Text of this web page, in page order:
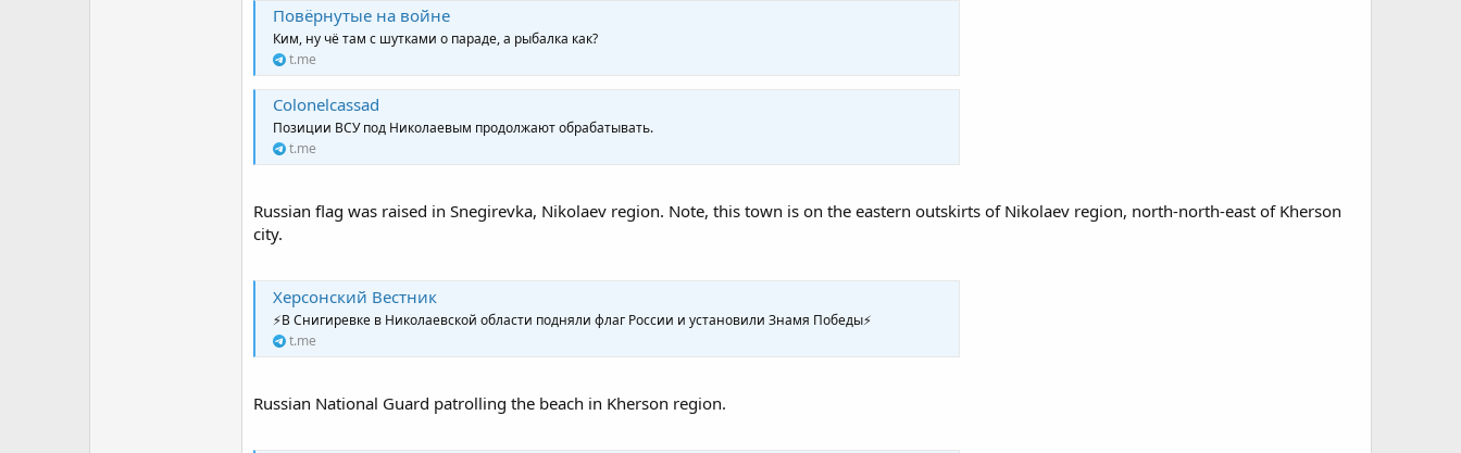
Повёрнутые на войне
Ким, ну чё там с шутками о параде, а рыбалка как?
t.me
Colonelcassad
Позиции ВСУ под Николаевым продолжают обрабатывать.
t.me
Russian flag was raised in Snegirevka, Nikolaev region. Note, this town is on the eastern outskirts of Nikolaev region, north-north-east of Kherson
city.
Херсонский Вестник
⚡️В Снигиревке в Николаевской области подняли флаг России и установили Знамя Победы⚡️
t.me
Russian National Guard patrolling the beach in Kherson region.